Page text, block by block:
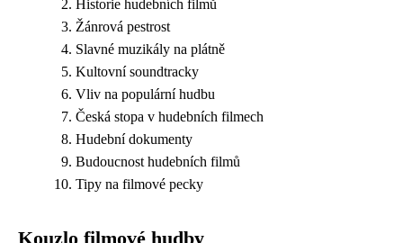
Historie hudebních filmů
Žánrová pestrost
Slavné muzikály na plátně
Kultovní soundtracky
Vliv na populární hudbu
Česká stopa v hudebních filmech
Hudební dokumenty
Budoucnost hudebních filmů
Tipy na filmové pecky
Kouzlo filmové hudby